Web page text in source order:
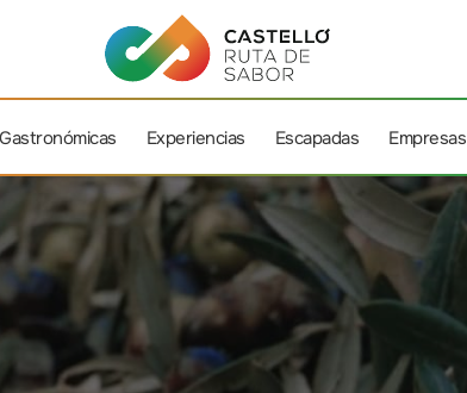
Experiencias Escapadas Empresas